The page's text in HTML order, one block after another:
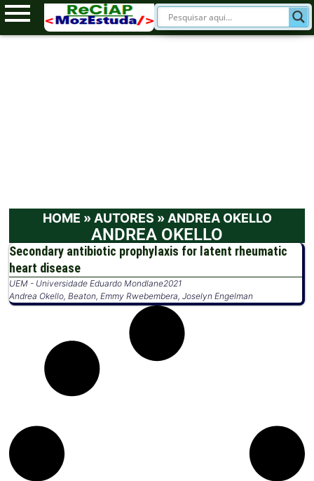
HOME » AUTORES » ANDREA OKELLO
ANDREA OKELLO
Secondary antibiotic prophylaxis for latent rheumatic
heart disease
UEM - Universidade Eduardo Mondlane2021
Andrea Okello, Beaton, Emmy Rwebembera, Joselyn Engelman